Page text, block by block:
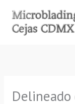
contenido